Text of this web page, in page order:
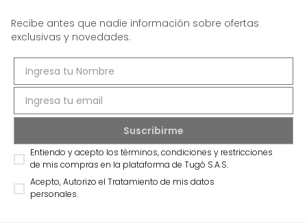
Recibe antes que nadie información sobre ofertas
exclusivas y novedades.
Entiendo y acepto los términos, condiciones y restricciones
de mis compras en la plataforma de Tugó S.A.S.
Acepto, Autorizo el Tratamiento de mis datos
personales.